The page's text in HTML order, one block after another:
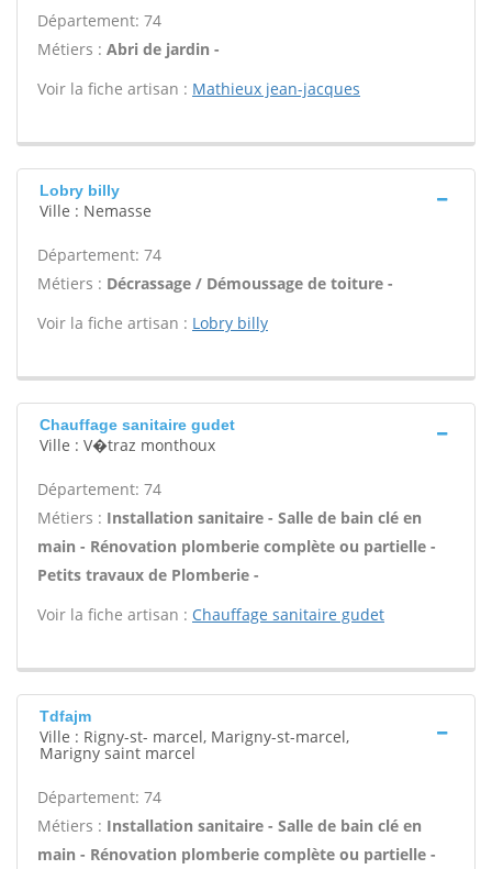
Département: 74
Métiers : Abri de jardin -
Voir la fiche artisan : Mathieux jean-jacques
Lobry billy
Ville : Nemasse
Département: 74
Métiers : Décrassage / Démoussage de toiture -
Voir la fiche artisan : Lobry billy
Chauffage sanitaire gudet
Ville : V�traz monthoux
Département: 74
Métiers : Installation sanitaire - Salle de bain clé en
main - Rénovation plomberie complète ou partielle -
Petits travaux de Plomberie -
Voir la fiche artisan : Chauffage sanitaire gudet
Tdfajm
Ville : Rigny-st- marcel, Marigny-st-marcel,
Marigny saint marcel
Département: 74
Métiers : Installation sanitaire - Salle de bain clé en
main - Rénovation plomberie complète ou partielle -